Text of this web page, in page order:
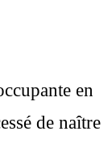
en
de naître